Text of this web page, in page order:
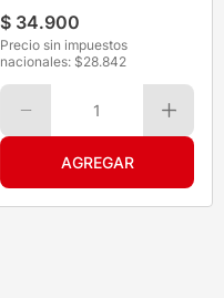
$ 34.900
Precio sin impuestos
nacionales: $28.842
1